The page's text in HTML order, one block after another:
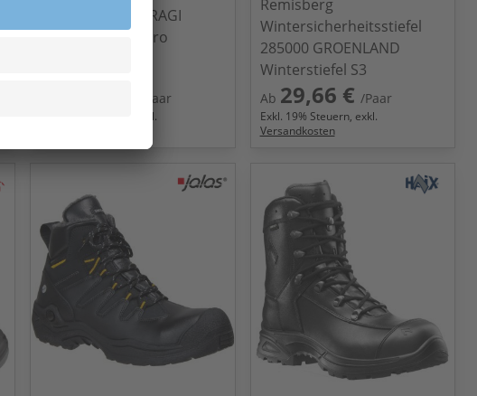
S3 CI HRO SRC BRAGI
Cofra® Below Zero
/Paar
% Steuern, exkl.
Remisberg
Wintersicherheitsstiefel
285000 GROENLAND
Winterstiefel S3
Ab 29,66 € /Paar
Exkl. 19% Steuern, exkl.
Versandkosten